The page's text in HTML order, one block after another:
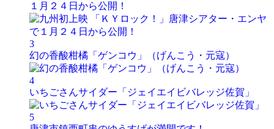
１月２４日から公開！
3
幻の香酸柑橘「ゲンコウ」（げんこう・元寇）
4
いちごさんサイダー「ジェイエイビバレッジ佐賀」
5